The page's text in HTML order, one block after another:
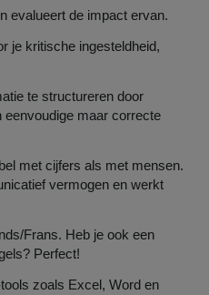
evalueert de impact ervan.
je kritische ingesteldheid,
te structureren door
maar correcte
met cijfers als met mensen.
vermogen en werkt
Frans. Heb je ook een
Perfect!
zoals Excel, Word en